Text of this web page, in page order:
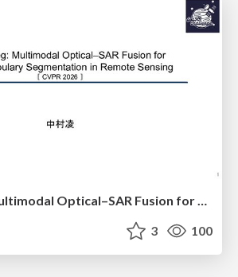
MM-OVSeg: Multimodal Optical–SAR Fusion for Open-Vocabulary Segmentation in Remote Sensing
3 100